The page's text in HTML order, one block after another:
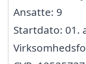
Ansatte: 9
Startdato: 01.